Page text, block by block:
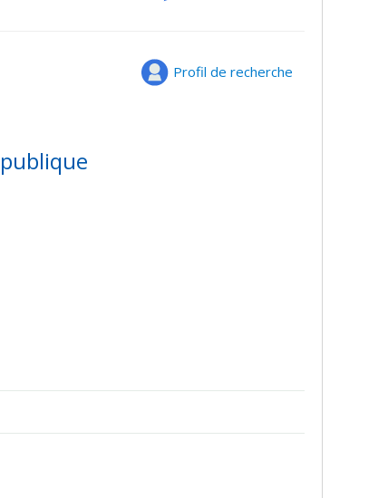
Profil de recherche